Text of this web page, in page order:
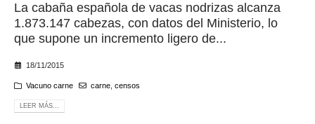
La cabaña española de vacas nodrizas alcanza
1.873.147 cabezas, con datos del Ministerio, lo
que supone un incremento ligero de...
18/11/2015
Vacuno carne carne, censos
LEER MÁS...